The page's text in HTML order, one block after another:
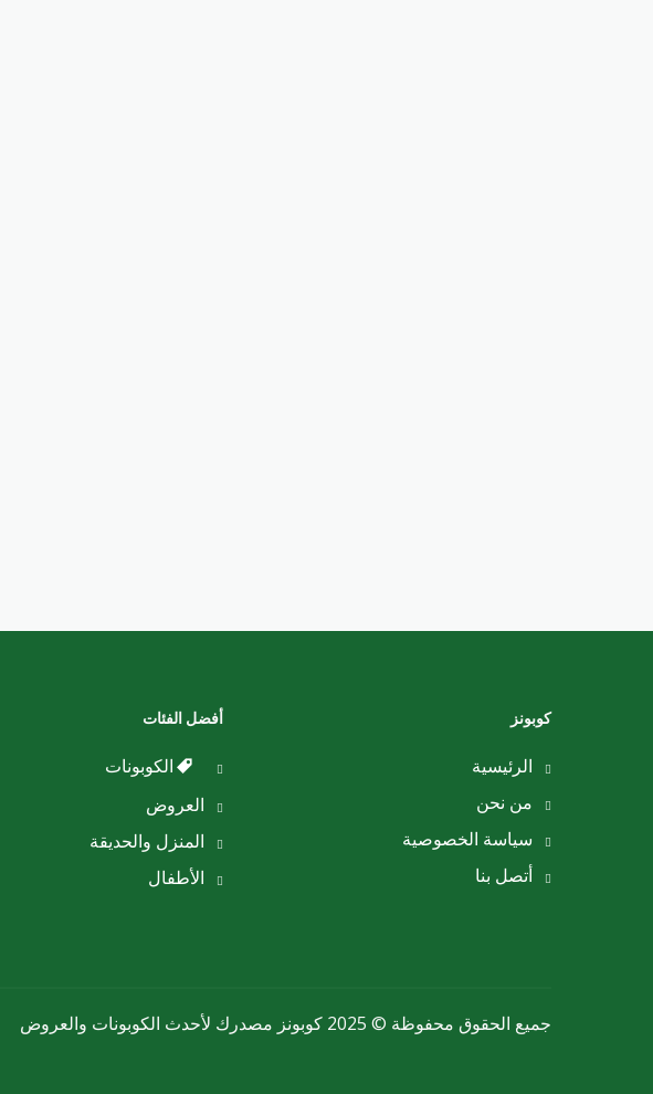
كوبونز
الرئيسية
من نحن
سياسة الخصوصية
أتصل بنا
أفضل الفئات
الكوبونات
العروض
المنزل والحديقة
الأطفال
جميع الحقوق محفوظة © 2025 كوبونز مصدرك لأحدث الكوبونات والعروض